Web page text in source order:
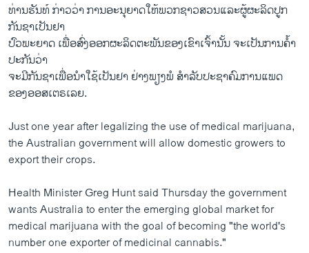
ທ່ານຮັນທ໌ ກ່າວວ່າ ການອະນຸຍາດໃຫ້ພວກຊາວສວນແລະຜູ້ຜະລິດປູກ
ກັນຊາເປັນຢາ
ປົວພະຍາດ ເພື່ອສົ່ງອອກຜະລິດຕະພັນຂອງເຂົາເຈົ້ານັ້ນ ຈະເປັນການຄ້ຳ
ປະກັນວ່າ
ຈະມີກັນຊາເພື່ອນຳໃຊ້ເປັນຢາ ຢ່າງພຽງພໍ ສຳລັບປະຊາຄົມການແພດ
ຂອງອອສເຕຣເລຍ.
Just one year after legalizing the use of medical marijuana,
the Australian government will allow domestic growers to
export their crops.
Health Minister Greg Hunt said Thursday the government
wants Australia to enter the emerging global market for
medical marijuana with the goal of becoming "the world's
number one exporter of medicinal cannabis."